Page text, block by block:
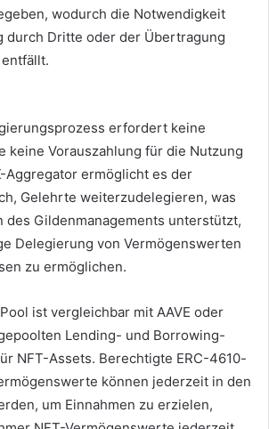
wodurch die Notwendigkeit
durch Dritte oder der Übertragung
erfordert keine
keine Vorauszahlung für die Nutzung
Aggregator ermöglicht es der
Gelehrte weiterzudelegieren, was
des Gildenmanagements unterstützt,
Delegierung von Vermögenswerten
zu ermöglichen.
ist vergleichbar mit AAVE oder
Lending- und Borrowing-
NFT-Assets. Berechtigte ERC-4610-
können jederzeit in den
um Einnahmen zu erzielen,